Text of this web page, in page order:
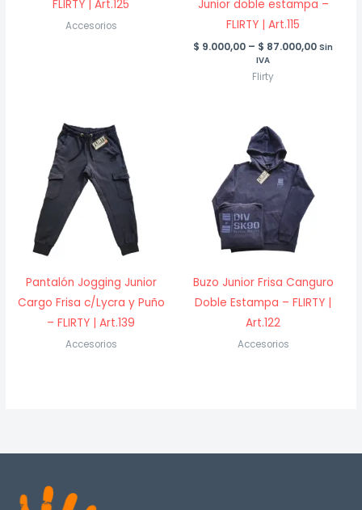
FLIRTY | Art.125
Accesorios
Junior doble estampa –
FLIRTY | Art.115
$ 9.000,00 – $ 87.000,00Price
Sin
IVA
Flirty
Pantalón Jogging Junior
Cargo Frisa c/Lycra y Puño
– FLIRTY | Art.139
Accesorios
Buzo Junior Frisa Canguro
Doble Estampa – FLIRTY |
Art.122
Accesorios